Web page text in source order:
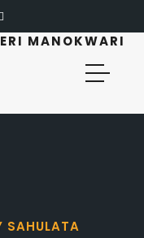
MANOKWARI
SAHULATA